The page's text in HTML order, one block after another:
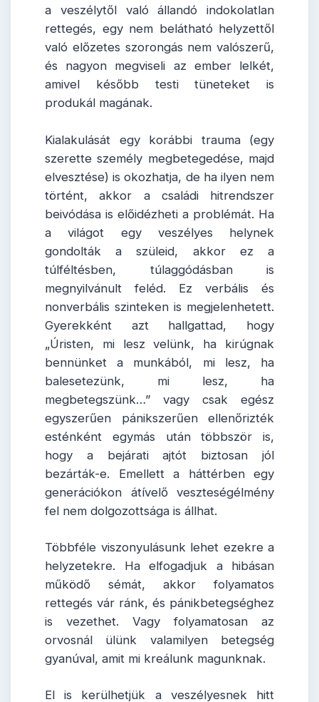
a veszélytől való állandó indokolatlan
rettegés, egy nem belátható helyzettől
való előzetes szorongás nem valószerű,
és nagyon megviseli az ember lelkét,
amivel később testi tüneteket is
produkál magának.
Kialakulását egy korábbi trauma (egy
szerette személy megbetegedése, majd
elvesztése) is okozhatja, de ha ilyen nem
történt, akkor a családi hitrendszer
beivódása is előidézheti a problémát. Ha
a világot egy veszélyes helynek
gondolták a szüleid, akkor ez a
túlféltésben, túlaggódásban is
megnyilvánult feléd. Ez verbális és
nonverbális szinteken is megjelenhetett.
Gyerekként azt hallgattad, hogy
„Úristen, mi lesz velünk, ha kirúgnak
bennünket a munkából, mi lesz, ha
balesetezünk, mi lesz, ha
megbetegszünk…” vagy csak egész
egyszerűen pánikszerűen ellenőrizték
esténként egymás után többször is,
hogy a bejárati ajtót biztosan jól
bezárták-e. Emellett a háttérben egy
generációkon átívelő veszteségélmény
fel nem dolgozottsága is állhat.
Többféle viszonyulásunk lehet ezekre a
helyzetekre. Ha elfogadjuk a hibásan
működő sémát, akkor folyamatos
rettegés vár ránk, és pánikbetegséghez
is vezethet. Vagy folyamatosan az
orvosnál ülünk valamilyen betegség
gyanúval, amit mi kreálunk magunknak.
El is kerülhetjük a veszélyesnek hitt